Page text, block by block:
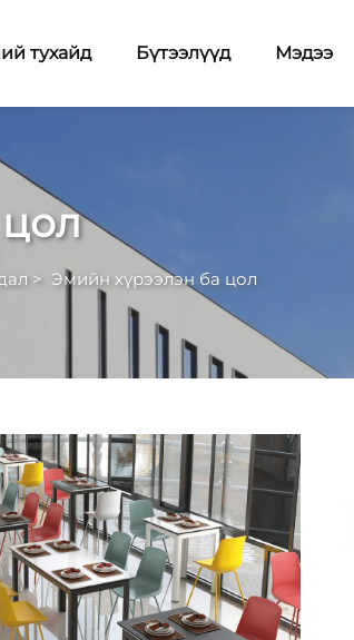
тухайд Бүтээлүүд Мэдээ
> Эмийн хүрээлэн ба цол